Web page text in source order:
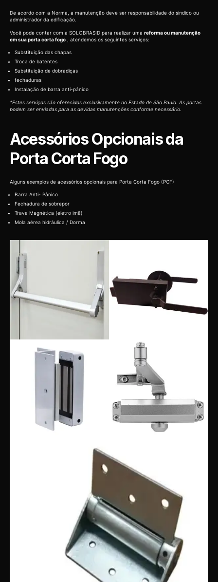
De acordo com a Norma, a manutenção deve ser responsabilidade do síndico ou
administrador da edificação.
Você pode contar com a SOLOBRASID para realizar uma reforma ou manutenção
em sua porta corta fogo , atendemos os seguintes serviços:
Substituição das chapas
Troca de batentes
Substituição de dobradiças
fechaduras
Instalação de barra anti-pânico
*Estes serviços são oferecidos exclusivamente no Estado de São Paulo. As portas
podem ser enviadas para as devidas manutenções conforme necessário.
Acessórios Opcionais da
Porta Corta Fogo
Alguns exemplos de acessórios opcionais para Porta Corta Fogo (PCF)
Barra Anti- Pânico
Fechadura de sobrepor
Trava Magnética (eletro imã)
Mola aérea hidráulica / Dorma